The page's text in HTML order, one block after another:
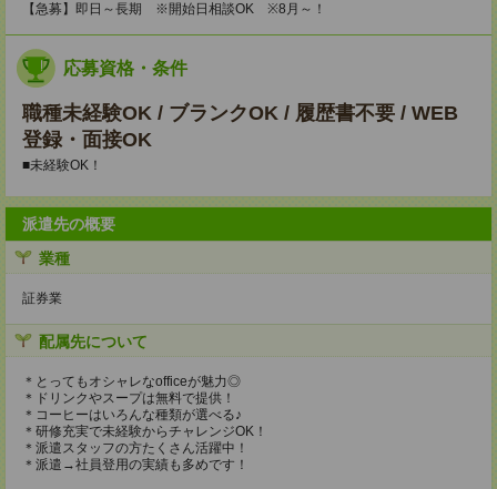
【急募】即日～長期 ※開始日相談OK ※8月～！
応募資格・条件
職種未経験OK / ブランクOK / 履歴書不要 / WEB
登録・面接OK
■未経験OK！
派遣先の概要
業種
証券業
配属先について
＊とってもオシャレなofficeが魅力◎
＊ドリンクやスープは無料で提供！
＊コーヒーはいろんな種類が選べる♪
＊研修充実で未経験からチャレンジOK！
＊派遣スタッフの方たくさん活躍中！
＊派遣→社員登用の実績も多めです！